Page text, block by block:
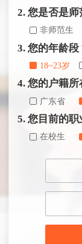
2. 您是否是师
非师范生
3. 您的年龄段
18~23岁
4. 您的户籍所
广东省
5. 您目前的职
在校生